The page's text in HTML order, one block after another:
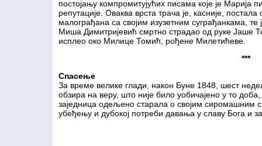
постојању компромитујућих писама које је Марија
репутације. Оваква врста трача је, касније,
малограђана са својим изузетним суграђанкама, те
Миша Димитријевић смртно страдао од руке Јаше
исплео око Милице Томић, рођене Милетићеве.
***
Спасење
За време велике глади, након Буне 1848, шест
обзира на веру, што није било уобичајено у то
заједница одељено старала о својим сиромашним
убеђењу и дубокој потреби давања у славу Бога и